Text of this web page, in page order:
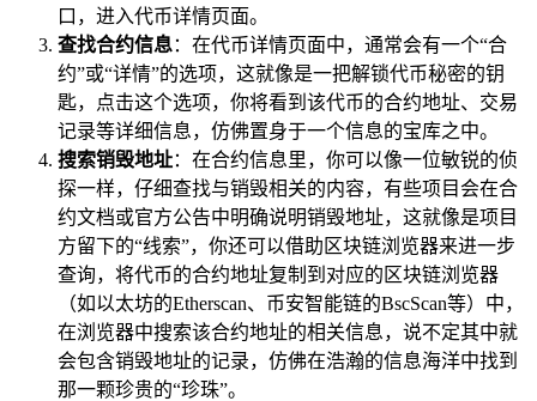
口，进入代币详情页面。
查找合约信息：在代币详情页面中，通常会有一个“合
约”或“详情”的选项，这就像是一把解锁代币秘密的钥
匙，点击这个选项，你将看到该代币的合约地址、交易
记录等详细信息，仿佛置身于一个信息的宝库之中。
搜索销毁地址：在合约信息里，你可以像一位敏锐的侦
探一样，仔细查找与销毁相关的内容，有些项目会在合
约文档或官方公告中明确说明销毁地址，这就像是项目
方留下的“线索”，你还可以借助区块链浏览器来进一步
查询，将代币的合约地址复制到对应的区块链浏览器
（如以太坊的Etherscan、币安智能链的BscScan等）中，
在浏览器中搜索该合约地址的相关信息，说不定其中就
会包含销毁地址的记录，仿佛在浩瀚的信息海洋中找到
那一颗珍贵的“珍珠”。